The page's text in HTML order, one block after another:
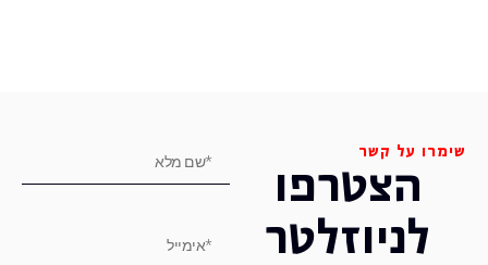
שימרו על קשר
הצטרפו
לניוזלטר